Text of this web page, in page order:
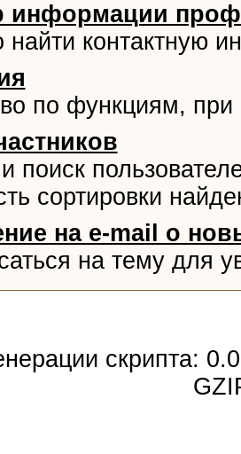
информации
найти контактную
по функциям,
поиск
сортировки
на e-mail о
на тему для
скрипта: